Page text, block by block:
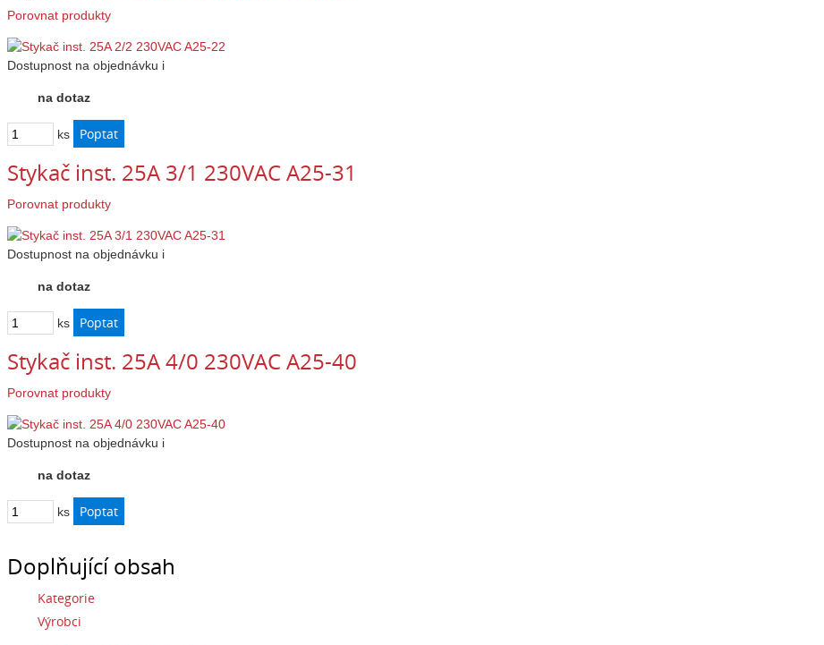
Porovnat produkty
Dostupnost na objednávku i
na dotaz
ks
Stykač inst. 25A 3/1 230VAC A25-31
Porovnat produkty
Dostupnost na objednávku i
na dotaz
ks
Stykač inst. 25A 4/0 230VAC A25-40
Porovnat produkty
Dostupnost na objednávku i
na dotaz
ks
Doplňující obsah
Kategorie
Výrobci